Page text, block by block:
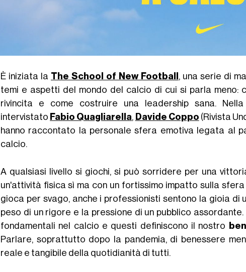
È iniziata la The School of New Football , una serie di
temi e aspetti del mondo del calcio di cui si parla meno:
rivincita e come costruire una leadership sana.
intervistato Fabio Quagliarella, Davide Coppo (Rivista
hanno raccontato la personale sfera emotiva legata al
calcio.
A qualsiasi livello si giochi, si può sorridere per una
un'attività fisica sì ma con un fortissimo impatto sulla
gioca per svago, anche i professionisti sentono la gioia di
peso di un rigore e la pressione di un pubblico
fondamentali nel calcio e questi definiscono il nostro
Parlare, soprattutto dopo la pandemia, di benessere
reale e tangibile della quotidianità di tutti.